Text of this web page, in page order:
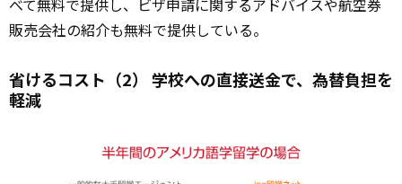
べて無料で提供し、ビザ申請に関するアドバイスや航空券
販売会社の紹介も無料で提供している。
省けるコスト（2） 学校への直接送金で、為替負担を
軽減